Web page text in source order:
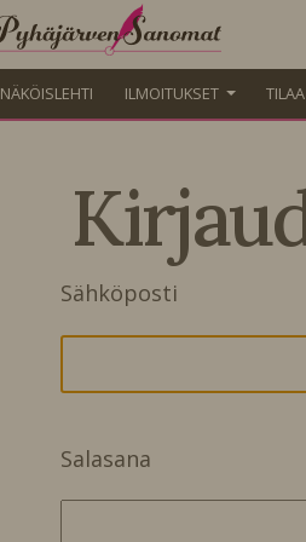
NÄKÖISLEHTI ILMOITUKSET
Sähköposti
Salasana